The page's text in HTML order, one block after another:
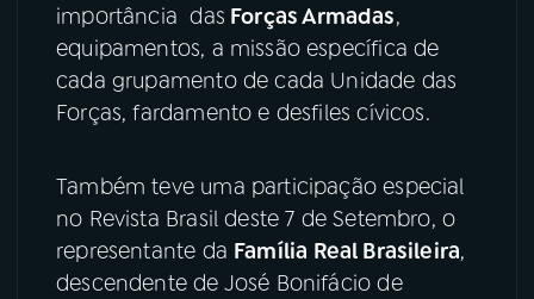
ACOMPANHE A RÁDIO NACIONAL
Facebook
TikTok
importância das Forças Armadas,
equipamentos, a missão específica de
cada grupamento de cada Unidade das
Forças, fardamento e desfiles cívicos.
Também teve uma participação especial
no Revista Brasil deste 7 de Setembro, o
representante da Família Real Brasileira,
descendente de José Bonifácio de